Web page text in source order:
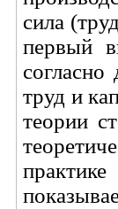
сила
первый
труд и
теории